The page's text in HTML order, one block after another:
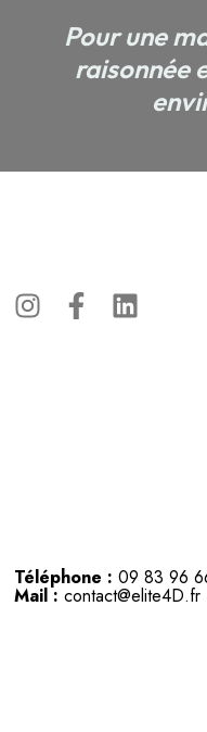
Pour une
raisonnée
Téléphone :09 83 96
Mail :contact@elite4D.fr